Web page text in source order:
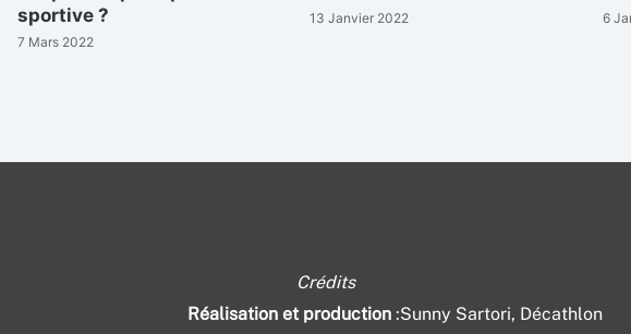
sportive ?
7 Mars 2022
13 Janvier 2022 6
Crédits
Réalisation et production :Sunny Sartori, Décathlon